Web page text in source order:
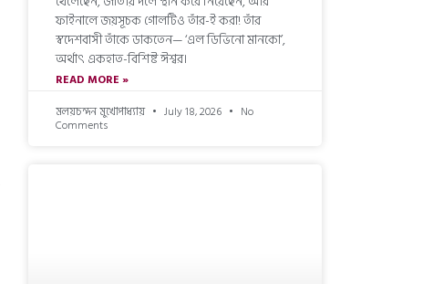
ফাইনালে জয়সূচক গোলটিও তাঁর-ই করা! তাঁর
স্বদেশবাসী তাঁকে ডাকতেন— ‘এল ডিভিনো মানকো’,
অর্থাৎ একহাত-বিশিষ্ট ঈশ্বর।
READ MORE »
মলয়চন্দন মুখোপাধ্যায়
July 18, 2026 No
Comments